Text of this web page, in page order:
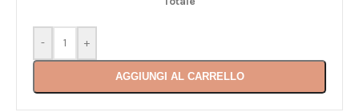
- +
AGGIUNGI AL CARRELLO